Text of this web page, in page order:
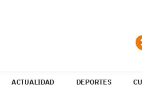
ACTUALIDAD DEPORTES